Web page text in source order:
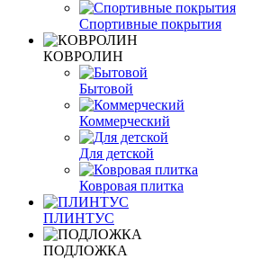
Спортивные покрытия
КОВРОЛИН
Бытовой
Коммерческий
Для детской
Ковровая плитка
ПЛИНТУС
ПОДЛОЖКА